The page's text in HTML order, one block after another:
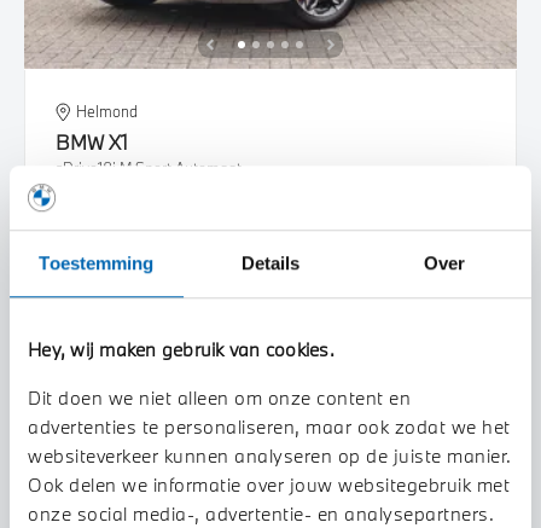
Toestemming Details Over
Hey, wij maken gebruik van cookies.
Dit doen we niet alleen om onze content en
advertenties te personaliseren, maar ook zodat we het
websiteverkeer kunnen analyseren op de juiste manier.
Ook delen we informatie over jouw websitegebruik met
onze social media-, advertentie- en analysepartners.
Helmond
BMWX1
sDrive18i M Sport Automaat
€ 47.450
Bekijk details